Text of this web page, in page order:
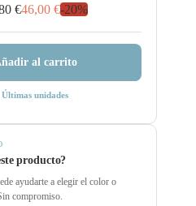
€46,00 €-20%
al carrito
Últimas unidades
producto?
ayudarte a elegir el color o
compromiso.